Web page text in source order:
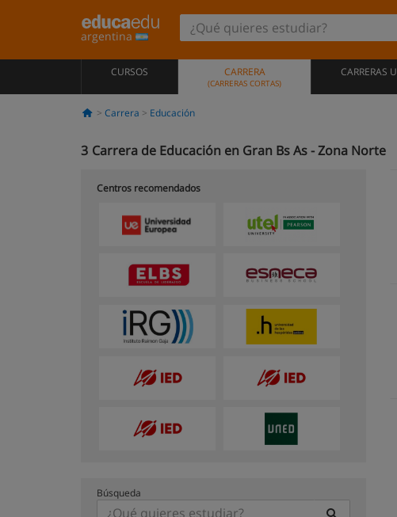
argentina
CURSOS CARRERA
(CARRERAS CORTAS)
CARRERAS
Carrera Educación
3 Carrera de Educación en Gran Bs As - Zona Norte
Centros recomendados
Búsqueda